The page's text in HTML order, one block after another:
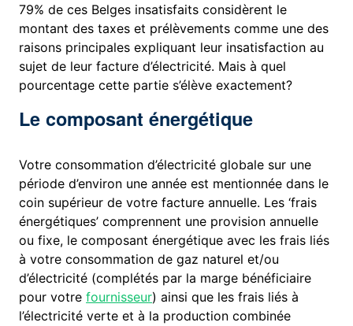
79% de ces Belges insatisfaits considèrent le
montant des taxes et prélèvements comme une des
raisons principales expliquant leur insatisfaction au
sujet de leur facture d’électricité. Mais à quel
pourcentage cette partie s’élève exactement?
Le composant énergétique
Votre consommation d’électricité globale sur une
période d’environ une année est mentionnée dans le
coin supérieur de votre facture annuelle. Les ‘frais
énergétiques’ comprennent une provision annuelle
ou fixe, le composant énergétique avec les frais liés
à votre consommation de gaz naturel et/ou
d’électricité (complétés par la marge bénéficiaire
pour votrefournisseur) ainsi que les frais liés à
l’électricité verte et à la production combinée